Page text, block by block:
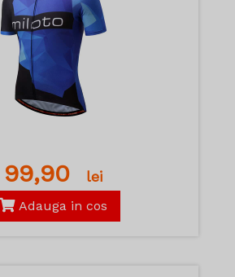
99,90 lei
Adauga in cos